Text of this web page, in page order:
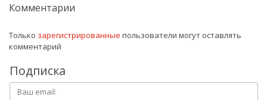
Комментарии
Только зарегистрированные пользователи могут оставлять
комментарий
Подписка